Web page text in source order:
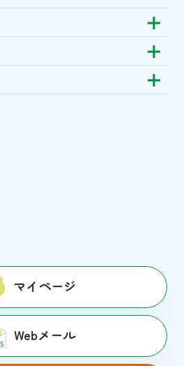
Show
Show
Show
マイページ
Webメール